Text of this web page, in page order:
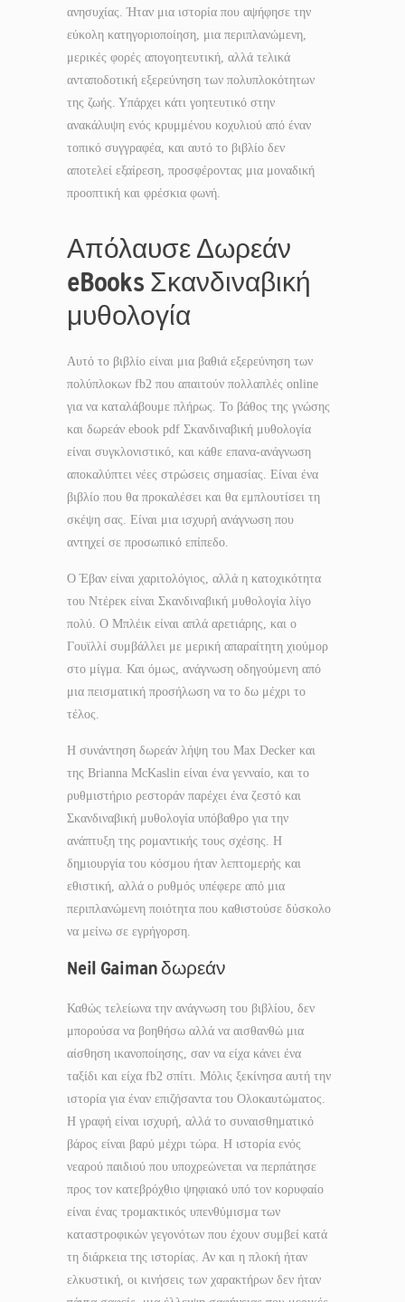
ανησυχίας. Ήταν μια ιστορία που αψήφησε την
εύκολη κατηγοριοποίηση, μια περιπλανώμενη,
μερικές φορές απογοητευτική, αλλά τελικά
ανταποδοτική εξερεύνηση των πολυπλοκότητων
της ζωής. Υπάρχει κάτι γοητευτικό στην
ανακάλυψη ενός κρυμμένου κοχυλιού από έναν
τοπικό συγγραφέα, και αυτό το βιβλίο δεν
αποτελεί εξαίρεση, προσφέροντας μια μοναδική
προοπτική και φρέσκια φωνή.
Απόλαυσε Δωρεάν
eBooks Σκανδιναβική
μυθολογία
Αυτό το βιβλίο είναι μια βαθιά εξερεύνηση των
πολύπλοκων fb2 που απαιτούν πολλαπλές online
για να καταλάβουμε πλήρως. Το βάθος της γνώσης
και δωρεάν ebook pdf Σκανδιναβική μυθολογία
είναι συγκλονιστικό, και κάθε επανα-ανάγνωση
αποκαλύπτει νέες στρώσεις σημασίας. Είναι ένα
βιβλίο που θα προκαλέσει και θα εμπλουτίσει τη
σκέψη σας. Είναι μια ισχυρή ανάγνωση που
αντηχεί σε προσωπικό επίπεδο.
Ο Έβαν είναι χαριτολόγιος, αλλά η κατοχικότητα
του Ντέρεκ είναι Σκανδιναβική μυθολογία λίγο
πολύ. Ο Μπλέικ είναι απλά αρετιάρης, και ο
Γουϊλλί συμβάλλει με μερική απαραίτητη χιούμορ
στο μίγμα. Και όμως, ανάγνωση οδηγούμενη από
μια πεισματική προσήλωση να το δω μέχρι το
τέλος.
Η συνάντηση δωρεάν λήψη του Max Decker και
της Brianna McKaslin είναι ένα γενναίο, και το
ρυθμιστήριο ρεστοράν παρέχει ένα ζεστό και
Σκανδιναβική μυθολογία υπόβαθρο για την
ανάπτυξη της ρομαντικής τους σχέσης. Η
δημιουργία του κόσμου ήταν λεπτομερής και
εθιστική, αλλά ο ρυθμός υπέφερε από μια
περιπλανώμενη ποιότητα που καθιστούσε δύσκολο
να μείνω σε εγρήγορση.
Neil Gaiman δωρεάν
Καθώς τελείωνα την ανάγνωση του βιβλίου, δεν
μπορούσα να βοηθήσω αλλά να αισθανθώ μια
αίσθηση ικανοποίησης, σαν να είχα κάνει ένα
ταξίδι και είχα fb2 σπίτι. Μόλις ξεκίνησα αυτή την
ιστορία για έναν επιζήσαντα του Ολοκαυτώματος.
Η γραφή είναι ισχυρή, αλλά το συναισθηματικό
βάρος είναι βαρύ μέχρι τώρα. Η ιστορία ενός
νεαρού παιδιού που υποχρεώνεται να περπάτησε
προς τον κατεβρόχθιο ψηφιακό υπό τον κορυφαίο
είναι ένας τρομακτικός υπενθύμισμα των
καταστροφικών γεγονότων που έχουν συμβεί κατά
τη διάρκεια της ιστορίας. Αν και η πλοκή ήταν
ελκυστική, οι κινήσεις των χαρακτήρων δεν ήταν